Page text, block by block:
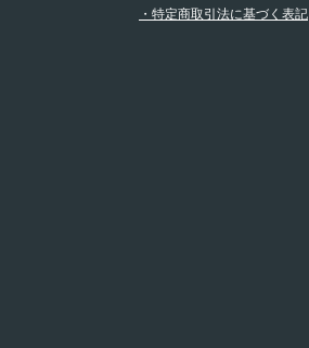
・特定商取引法に基づく表記